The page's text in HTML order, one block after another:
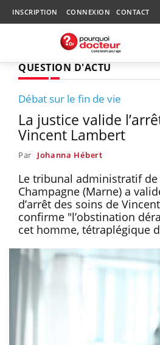
INSCRIPTION CONNEXION CONTACT
QUESTION D'ACTU
Débat sur le fin de vie
La justice valide
Vincent Lambert
Par Johanna Hébert
Le tribunal administratif de
Champagne (Marne) a
d’arrêt des soins de
confirme "l’obstination
cet homme, tétraplégique